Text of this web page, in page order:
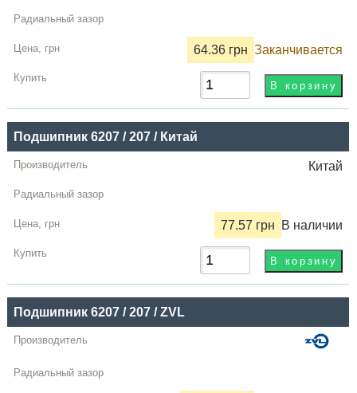
64.36 грн Заканчивается
Подшипник 6207 / 207 / Китай
Китай
77.57 грн В наличии
Подшипник 6207 / 207 / ZVL